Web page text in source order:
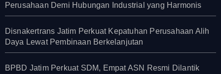
Perusahaan Demi Hubungan Industrial yang Harmonis
Disnakertrans Jatim Perkuat Kepatuhan Perusahaan Alih
Daya Lewat Pembinaan Berkelanjutan
BPBD Jatim Perkuat SDM, Empat ASN Resmi Dilantik